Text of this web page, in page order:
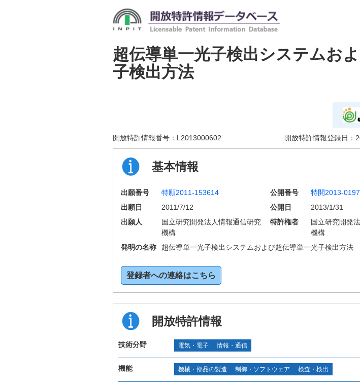
超伝導単一光子検出システムお
子検出方法
開放特許情報番号： L2013000602 開放特許情報登録日：
基本情報
出願番号 特願2011-153614 公開番号 特開2013-
出願日
2011/7/12 公開日
2013/1/31
出願人
国立研究開発法人情報通信研究
機構
特許権者
国立研究開発
機構
発明の名称 超伝導単一光子検出システムおよび超伝導単一光子検出方法
登録者への連絡はこちら
開放特許情報
技術分野 電気・電子 情報・通信
機能 機械・部品の製造 制御・ソフトウェア 検査・検出